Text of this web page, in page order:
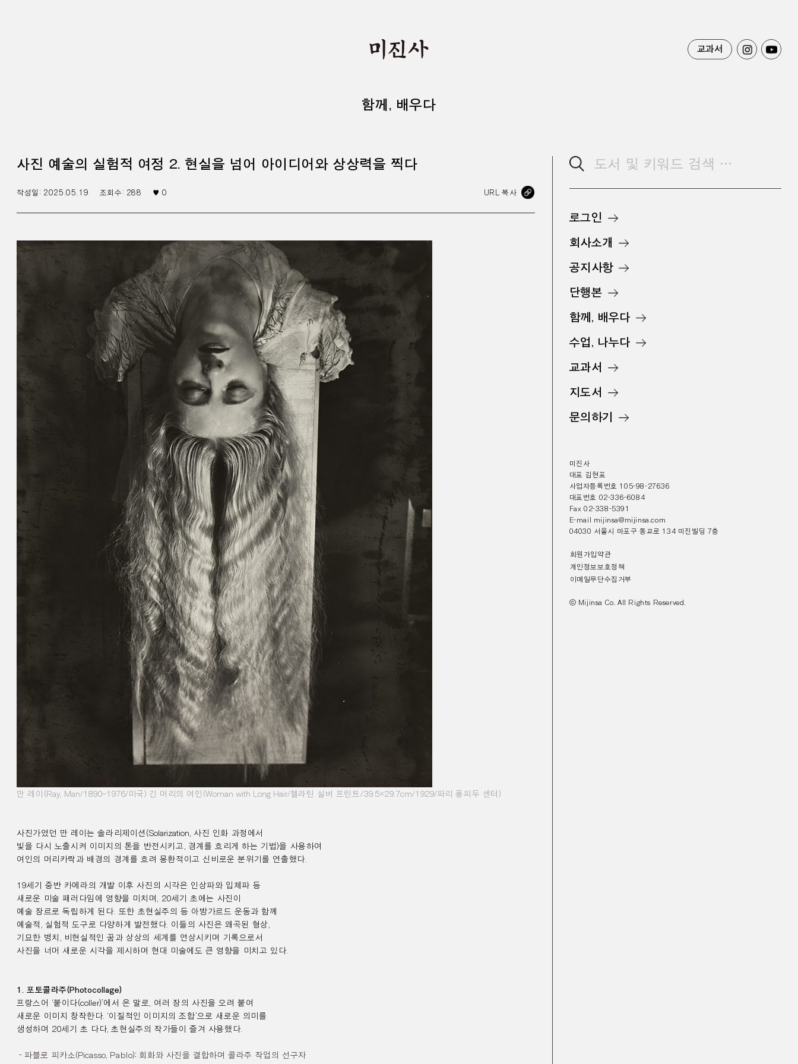
교과서
함께, 배우다
사진 예술의 실험적 여정 2. 현실을 넘어 아이디어와 상상력을 찍다
작성일: 2025.05.19 조회수: 288 ♥ 0 URL 복사
만 레이 (Ray, Man/1890~1976/미국 ) 긴 머리의 여인 (Woman with Long Hair/젤라틴 실버 프린트 /39.5×29.7cm/1929/파리 퐁피두 센터 )
사진가였던 만 레이는 솔라리제이션 (Solarization, 사진 인화 과정에서
빛을 다시 노출시켜 이미지의 톤을 반전시키고 경계를 흐리게 하는 기법)을 사용하여
여인의 머리카락과 배경의 경계를 흐려 몽환적이고 신비로운 분위기를 연출했다.
19세기 중반 카메라의 개발 이후 사진의 시각은 인상파와 입체파 등
새로운 미술패러다임에 영향을 미치며, 20세기 초에는 사진이
예술 장르로 독립하게 된다. 또한 초현실주의 등 아방가르드 운동과 함께
예술적
실험적 도구로 다양하게 발전했다. 이들의 사진은 왜곡된 형상
기묘한 병치
비현실적인 꿈과 상상의 세계를 연상시키며
기록으로서
사진을 너머 새로운 시각을 제시하며 현대 미술에도 큰 영향을 미치고 있다.
1. 포토콜라주(Photocollage)
프랑스어 ‘붙이다(coller)’에서 온 말로, 여러 장의 사진을 오려 붙여
새로운 이미지 창작한다. ‘이질적인 이미지의 조합’으로 새로운 의미를
생성하며 20세기 초 다다, 초현실주의 작가들이 즐겨 사용했다.
-파블로 피카소 (Picasso, Pablo): 회화와 사진을 결합하며 콜라주 작업의 선구자
로그인
회사소개
공지사항
단행본
함께, 배우다
수업, 나누다
교과서
지도서
문의하기
미진사
대표 김현표
사업자등록번호 105-98-27636
대표번호 02-336-6084
Fax 02-338-5391
E-mail mijinsa@mijinsa.com
04030 서울시 마포구 동교로 134 미진빌딩 7층
회원가입약관
개인정보보호정책
이메일무단수집거부
ⓒ Mijinsa Co. All Rights Reserved.